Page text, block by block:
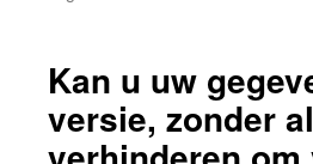
het
uitvoeren
van
de
Kan u uw
versie, zonder